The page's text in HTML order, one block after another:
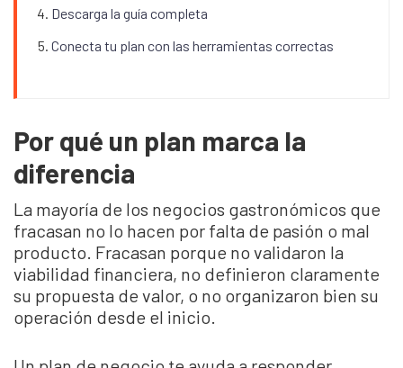
Descarga la guía completa
Conecta tu plan con las herramientas correctas
Por qué un plan marca la
diferencia
La mayoría de los negocios gastronómicos que
fracasan no lo hacen por falta de pasión o mal
producto. Fracasan porque no validaron la
viabilidad financiera, no definieron claramente
su propuesta de valor, o no organizaron bien su
operación desde el inicio.